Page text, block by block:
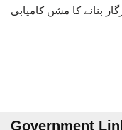
Government